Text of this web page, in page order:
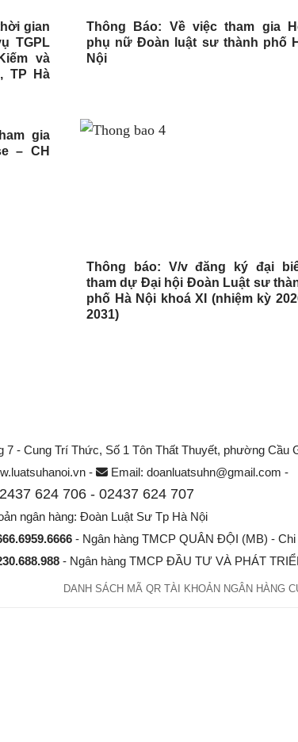
gian
TGPL
và
TP Hà
Thông Báo: Về việc tham gia
phụ nữ Đoàn luật sư thành phố
Nội
gia
– CH
Thông báo: V/v đăng ký đại
tham dự Đại hội Đoàn Luật sư
phố Hà Nội khoá XI (nhiệm kỳ
2031)
- Cung Trí Thức, Số 1 Tôn Thất Thuyết, phường Cầu
-
Email: doanluatsuhn@gmail.com -
624 706 - 02437 624 707
ngân hàng: Đoàn Luật Sư Tp Hà Nội
- Ngân hàng TMCP QUÂN ĐỘI (MB) -
- Ngân hàng TMCP ĐẦU TƯ VÀ PHÁT
DANH SÁCH MÃ QR TÀI KHOẢN NGÂN HÀNG